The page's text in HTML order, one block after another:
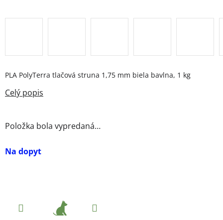
Na dopyt
Položka bola vypredaná…
PLA PolyTerra tlačová struna 1,75 mm biela bavlna, 1 kg